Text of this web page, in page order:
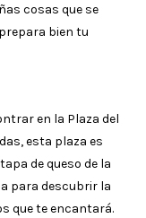
cosas que se
bien tu
en la Plaza del
esta plaza es
de queso de la
para descubrir la
que te encantará.